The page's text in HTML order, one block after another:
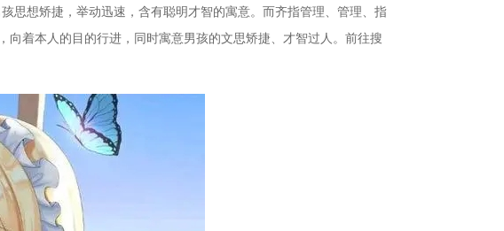
思想矫捷，举动迅速，含有聪明才智的寓意。而齐指管理、管理、指
着本人的目的行进，同时寓意男孩的文思矫捷、才智过人。前往搜